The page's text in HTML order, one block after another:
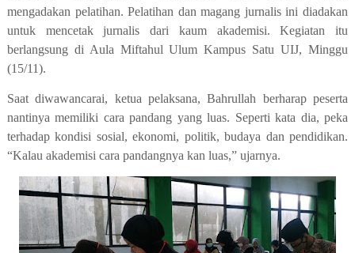
mengadakan pelatihan. Pelatihan dan magang jurnalis ini diadakan
untuk mencetak jurnalis dari kaum akademisi. Kegiatan itu
berlangsung di Aula Miftahul Ulum Kampus Satu UIJ, Minggu
(15/11).
Saat diwawancarai, ketua pelaksana, Bahrullah berharap peserta
nantinya memiliki cara pandang yang luas. Seperti kata dia, peka
terhadap kondisi sosial, ekonomi, politik, budaya dan pendidikan.
“Kalau akademisi cara pandangnya kan luas,” ujarnya.